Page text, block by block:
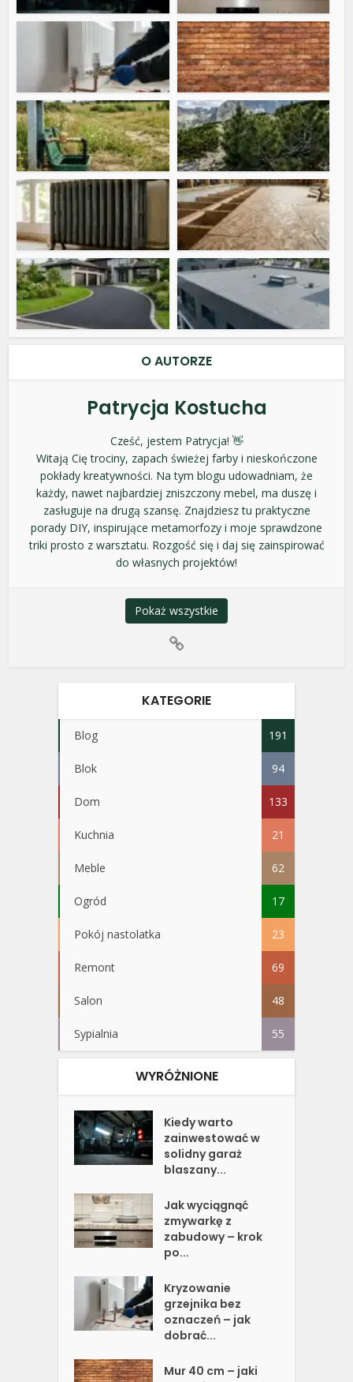
O AUTORZE
Patrycja Kostucha
Cześć, jestem Patrycja! 👋
Witają Cię trociny, zapach świeżej farby i nieskończone
pokłady kreatywności. Na tym blogu udowadniam, że
każdy, nawet najbardziej zniszczony mebel, ma duszę i
zasługuje na drugą szansę. Znajdziesz tu praktyczne
porady DIY, inspirujące metamorfozy i moje sprawdzone
triki prosto z warsztatu. Rozgość się i daj się zainspirować
do własnych projektów!
Pokaż wszystkie
KATEGORIE
Blog 191
Blok 94
Dom 133
Kuchnia 21
Meble 62
Ogród 17
Pokój nastolatka 23
Remont 69
Salon 48
Sypialnia 55
WYRÓŻNIONE
Kiedy warto
zainwestować w
solidny garaż
blaszany...
Jak wyciągnąć
zmywarkę z
zabudowy – krok
po...
Kryzowanie
grzejnika bez
oznaczeń – jak
dobrać...
Mur 40 cm – jaki